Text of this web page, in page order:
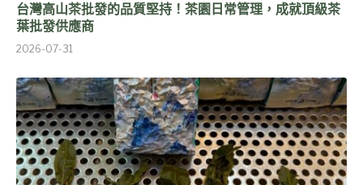
台灣高山茶批發的品質堅持！茶園日常管理，成就頂級茶
葉批發供應商
2026-07-31